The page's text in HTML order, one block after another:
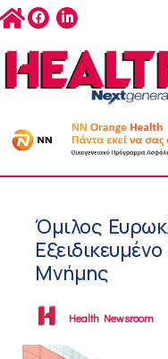
Όμιλος
Μνήμης
Health Newsroom